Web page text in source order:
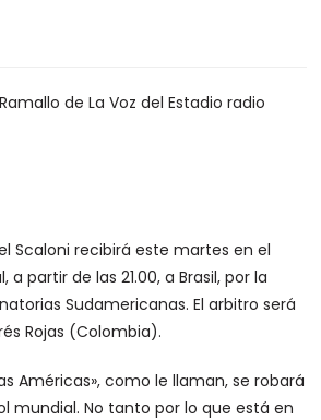
de La Voz del Estadio radio
Scaloni recibirá este martes en el
partir de las 21.00, a Brasil, por la
Sudamericanas. El arbitro será
Rojas (Colombia).
Américas», como le llaman, se robará
mundial. No tanto por lo que está en